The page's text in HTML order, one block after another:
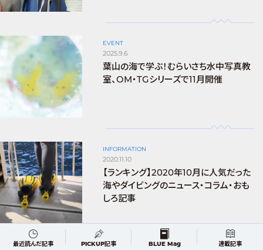
EVENT
2025.9.6
葉山の海で学ぶ！むらいさち水中写真教
室、OM・TGシリーズで11月開催
INFORMATION
2020.11.10
【ランキング】2020年10月に人気だった
海やダイビングのニュース・コラム・おも
しろ記事
最近読んだ記事 PICKUP記事 BLUE Mag 連載記事